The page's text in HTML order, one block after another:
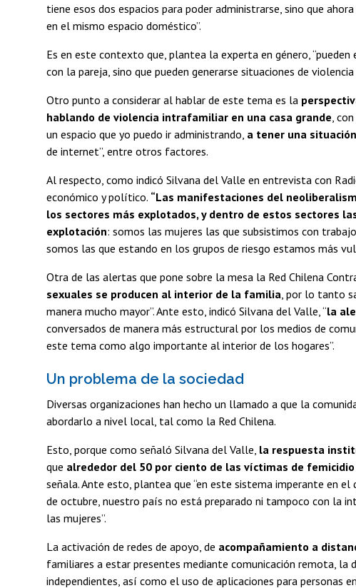
tiene esos dos espacios para poder administrarse, sino que
en el mismo espacio doméstico”.
Es en este contexto que, plantea la experta en género,
con la pareja, sino que pueden generarse situaciones de
Otro punto a considerar al hablar de este tema es la
hablando de violencia intrafamiliar en una casa grande,
un espacio que yo puedo ir administrando, a tener una
de internet”, entre otros factores.
Al respecto, como indicó Silvana del Valle en entrevista con
económico y político. “Las manifestaciones del
los sectores más explotados, y dentro de estos sectores
explotación: somos las mujeres las que subsistimos con
somos las que estando en los grupos de riesgo estamos más
Otra de las alertas que pone sobre la mesa la Red Chilena
sexuales se producen al interior de la familia, por lo tanto
manera mucho mayor”. Ante esto, indicó Silvana del Valle, “la
conversados de manera más estructural por los medios de
este tema como algo importante al interior de los hogares”.
Un problema de la sociedad
Diversas organizaciones han hecho un llamado a que la
abordarlo a nivel local, tal como la Red Chilena.
Esto, porque como señaló Silvana del Valle, la respuesta
que alrededor del 50 por ciento de las víctimas de
señala. Ante esto, plantea que “en este sistema imperante en
de octubre, nuestro país no está preparado ni tampoco con la
las mujeres”.
La activación de redes de apoyo, de acompañamiento a
familiares a estar presentes mediante comunicación remota, la
independientes, así como el uso de aplicaciones para personas